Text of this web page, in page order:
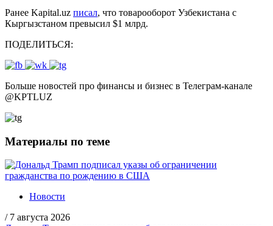
Ранее Kapital.uz писал, что товарооборот Узбекистана с
Кыргызстаном превысил $1 млрд.
ПОДЕЛИТЬСЯ:
Больше новостей про финансы и бизнес в Телеграм-канале
@KPTLUZ
Материалы по теме
Новости
/ 7 августа 2026